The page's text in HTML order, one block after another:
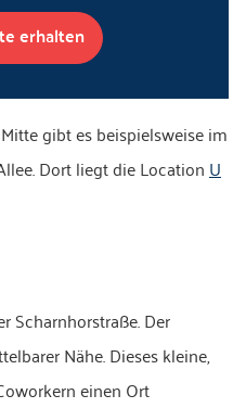
erhalten
gibt es beispielsweise im
Dort liegt die Location U
Scharnhorstraße. Der
Nähe. Dieses kleine,
einen Ort